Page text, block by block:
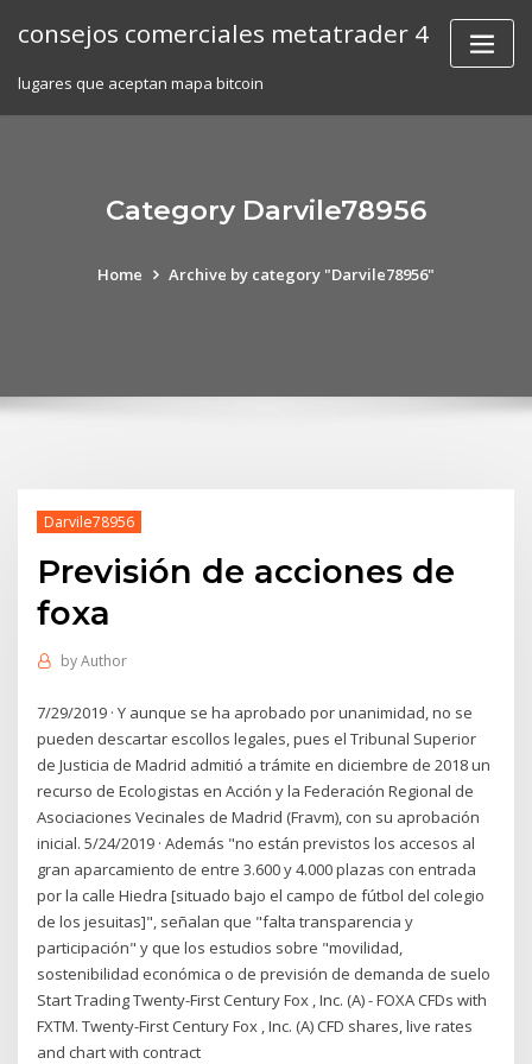
consejos comerciales metatrader 4
lugares que aceptan mapa bitcoin
Category Darvile78956
Home Archive by category "Darvile78956"
Darvile78956
Previsión de acciones de
foxa
byAuthor
7/29/2019 · Y aunque se ha aprobado por unanimidad, no se
pueden descartar escollos legales, pues el Tribunal Superior
de Justicia de Madrid admitió a trámite en diciembre de 2018 un
recurso de Ecologistas en Acción y la Federación Regional de
Asociaciones Vecinales de Madrid (Fravm), con su aprobación
inicial. 5/24/2019 · Además "no están previstos los accesos al
gran aparcamiento de entre 3.600 y 4.000 plazas con entrada
por la calle Hiedra [situado bajo el campo de fútbol del colegio
de los jesuitas]", señalan que "falta transparencia y
participación" y que los estudios sobre "movilidad,
sostenibilidad económica o de previsión de demanda de suelo
Start Trading Twenty-First Century Fox , Inc. (A) - FOXA CFDs with
FXTM. Twenty-First Century Fox , Inc. (A) CFD shares, live rates
and chart with contract